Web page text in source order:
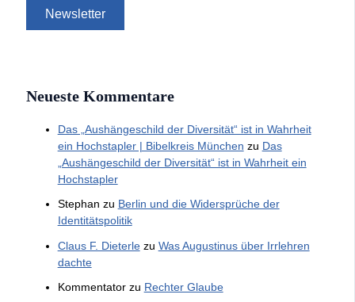
Neueste Kommentare
Das „Aushängeschild der Diversität“ ist in Wahrheit
ein Hochstapler | Bibelkreis München zu Das
„Aushängeschild der Diversität“ ist in Wahrheit ein
Hochstapler
Stephan zu Berlin und die Widersprüche der
Identitätspolitik
Claus F. Dieterlezu Was Augustinus über Irrlehren
dachte
Kommentatorzu Rechter Glaube